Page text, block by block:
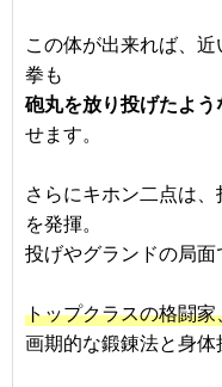
この体が出来れば、
拳も
砲丸を放り投げたよう
せます。
さらにキホン二点は
を発揮。
投げやグランドの局面
トップクラスの格闘
画期的な鍛錬法と身体